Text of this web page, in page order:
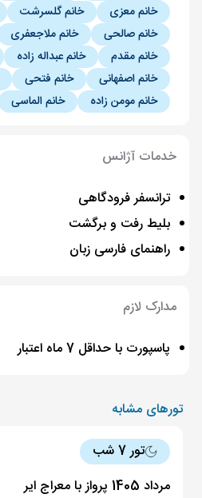
خانم معزی
خانم گلسرشت
خانم صالحی
خانم ملاجعفری
خانم مقدم
خانم عبداله زاده
خانم اصفهانی
خانم فتحی
خانم مومن زاده
خانم الماسی
خدمات آژانس
ترانسفر فرودگاهی
بلیط رفت و برگشت
راهنمای فارسی زبان
مدارک لازم
پاسپورت با حداقل 7 ماه اعتبار
تورهای مشابه
تور 7 شب
مرداد 1405 پرواز با معراج ایر